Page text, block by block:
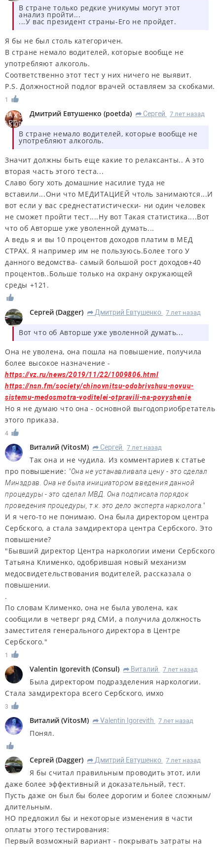
В стране только редкие уникумы могут этот
анализ пройти...
...У вас президент страны-Его не пройдет.
Я бы не был столь категоричен.
В стране немало водителей, которые вообще не
употребляют алкоголь.
Соответственно этот тест у них ничего не выявит.
P.S. Должностной подлог врачей оставляем за скобками.
1
Дмитрий Евтушенко (poetda) R Сергей 7 лет назад
В стране немало водителей, которые вообще не
употребляют алкоголь.
Значит должны быть еще какие то релаксанты.. А это
вторая часть этого теста...
Славо богу хоть домашние насилие туда не
вставили...Они что МЕДИТАЦИЕЙ чтоль занимаются...И
вот если у вас среднестатистически- ни один человек
не сможет пройти тест....Ну вот Такая статистика....Вот
что об Авторше уже уволенной думать...
А ведь я и вы 10 процентов доходов платим в МЕД
СТРАХ. Я например им не пользуюсь.Более того У
данного ведомства- самый большой рост доходов+40
процентов..Больше только на охрану окружающей
среды +121.
Сергей (Dagger) R Дмитрий Евтушенко 7 лет назад
Вот что об Авторше уже уволенной думать...
Она не уволена, она пошла на повышение, получила
более высокое назначение -
https://vz.ru/news/2019/11/22/1009806.html
https://nsn.fm/society/chinovnitsu-odobrivshuu-novuu-
sistemu-medosmotra-voditelei-otpravili-na-povyshenie
Но я не думаю что она - основной выгодоприобретатель
этого приказа.
4
Виталий (VitosM) R Сергей 7 лет назад
Так она и не чудила. Из комментариев к статье
про повышение: "Она не устанавливала цену - это сделал
Минздрав. Она не была инициатором введения данной
процедуры - это сделал МВД. Она подписала порядок
проведения процедуры, т.к. это дело эксперта нарколога."
И я чего-то не понимаю. Она была директором центра
Сербского, а стала замдиректора центра Сербского. Это
повышение?
"Бывший директор Центра наркологии имени Сербского
Татьяна Клименко, одобрившая новый механизм
медосвидетельствования водителей, рассказала о
повышении.
.
По словам Клименко, она не была уволена, как
сообщили в четверг ряд СМИ, а получила должность
заместителя генерального директора в Центре
Сербского."
1
Valentin Igorevith (Consul) R Виталий 7 лет назад
Была директором подразделения наркологии.
Стала замдиректора всего Сербского, имхо
3
Виталий (VitosM) R Valentin Igorevith 7 лет назад
Понял.
Сергей (Dagger) R Дмитрий Евтушенко 7 лет назад
Я бы считал правильным проводить этот, или
даже более эффективный и доказательный, тест.
Пусть даже он был бы более дорогим и более сложным/
длительным.
НО предложил бы и некоторые изменения в части
оплаты этого тестирования:
Первый возможный вариант - покрывать затраты на